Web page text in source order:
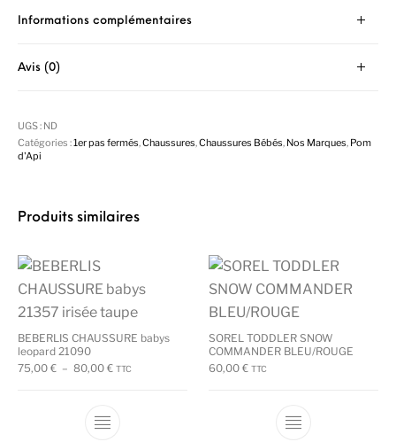
Informations complémentaires
Avis (0)
UGS : ND
Catégories :1er pas fermés,Chaussures,Chaussures Bébés, Nos Marques, Pom
d'Api
Produits similaires
BEBERLIS CHAUSSURE babys
leopard 21090
75,00€ – 80,00€Plage de prix : 75,00 € à 80,00 €
TTC
Ce produit a plusieurs variations. Les
SOREL TODDLER SNOW
COMMANDER BLEU/ROUGE
60,00 € TTC
Ce produit a